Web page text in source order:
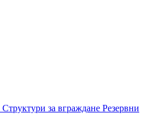
Структури за вграждане Резервни